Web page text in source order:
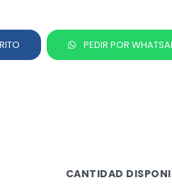
PEDIR POR
CANTIDAD